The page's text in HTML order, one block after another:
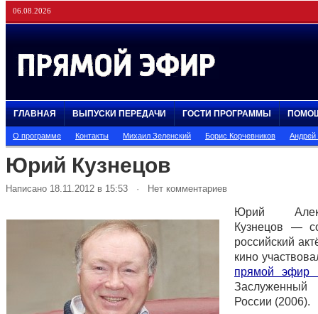
06.08.2026
ГЛАВНАЯ ВЫПУСКИ ПЕРЕДАЧИ ГОСТИ ПРОГРАММЫ
О программе Контакты Михаил Зеленский Борис Корчевников
Юрий Кузнецов
Написано 18.11.2012 в 15:53 · Нет комментариев
Юрий
Кузнецов —
российский
кино
прямой эфир
России (2006).